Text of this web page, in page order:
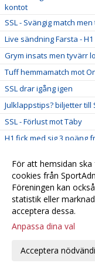
kontot
SSL - Svängig match
Live sändning Farsta - H1
Grym insats men tyvärr
Tuff hemmamatch mot
SSL drar igång igen
Julklappstips? biljetter till
SSL - Förlust mot Täby
H1 fick med sig 3 poäng
SSL - Match på söndag!
Close but no cigar!
Heroisk insats gav en
Lagfotografering på gång!
Damerna tog poäng i
För att hemsidan
cookies från
Föreningen kan
statistik eller
acceptera dessa.
Anpassa dina val
Acceptera